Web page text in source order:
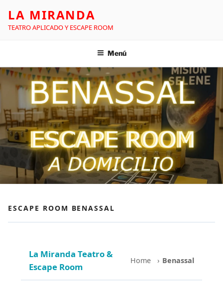
LA MIRANDA
TEATRO APLICADO Y ESCAPE ROOM
Menú
ESCAPE ROOM BENASSAL
La Miranda Teatro &
Escape Room
Home › Benassal